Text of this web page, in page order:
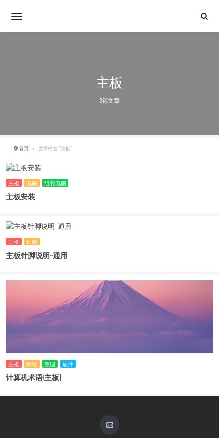
主板
3篇文章
首页 › 文章标签 "主板"
主板 电脑 组装电脑
主板安装
主板 针脚
主板针脚说明-通用
主板 教程 整理 硬件
计算机术语(主板)